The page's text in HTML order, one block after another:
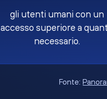
gli utenti umani con un
accesso superiore a
necessario.
Fonte: